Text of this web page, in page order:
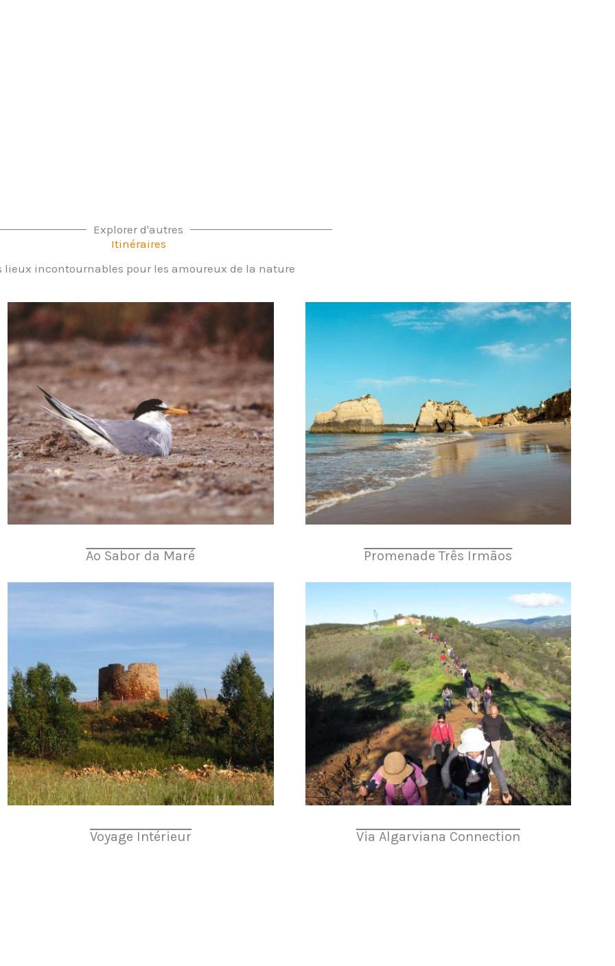
Explorer d'autres
Itinéraires
lieux incontournables pour les amoureux de la nature
Ao Sabor da Maré Promenade Três Irmãos
Voyage Intérieur Via Algarviana Connection